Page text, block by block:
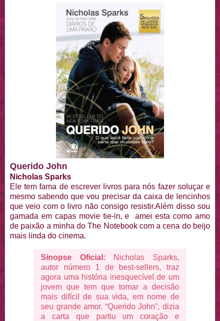
Querido John
Nicholas Sparks
Ele tem fama de escrever livros para nós fazer soluçar e
mesmo sabendo que vou precisar da caixa de lencinhos
que veio com o livro não consigo resistir.Além disso sou
gamada em capas movie tie-in, e amei esta como amo
de paixão a minha do The Notebook com a cena do beijo
mais linda do cinema.
Sinopse Oficial:
Nicholas Sparks,
autor número 1 de best-sellers, traz
agora uma história inesquecível de um
jovem que tem que tomar a decisão
mais difícil de sua vida, em nome de
seu grande amor. “Querido John”, dizia
a carta que partiu um coração e